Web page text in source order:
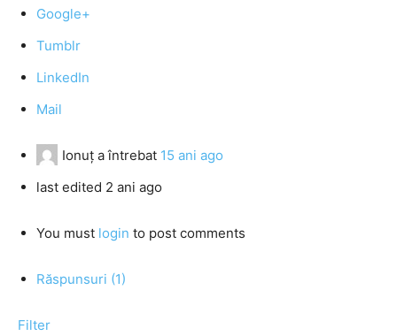
Google+
Tumblr
LinkedIn
Mail
Ionuț a întrebat 15 ani ago
last edited 2 ani ago
You must login to post comments
Răspunsuri (1)
Filter